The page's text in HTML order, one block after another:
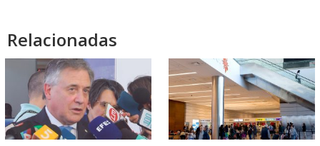
Relacionadas